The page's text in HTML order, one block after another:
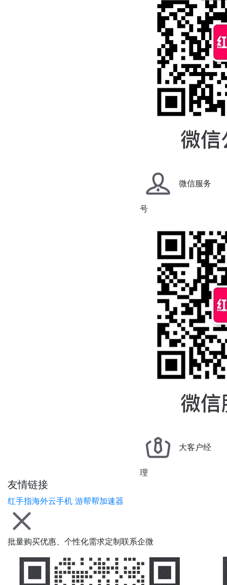
友情链接
红手指海外云手机 游帮帮加速器
微信服务
号
大客户经
理
批量购买优惠、个性化需求定制联系企微